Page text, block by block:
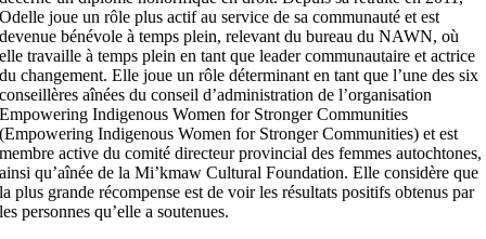
Odelle joue un rôle plus actif au service de sa communauté et est
devenue bénévole à temps plein, relevant du bureau du NAWN, où
elle travaille à temps plein en tant que leader communautaire et actrice
du changement. Elle joue un rôle déterminant en tant que l’une des six
conseillères aînées du conseil d’administration de l’organisation
Empowering Indigenous Women for Stronger Communities
(Empowering Indigenous Women for Stronger Communities) et est
membre active du comité directeur provincial des femmes autochtones,
ainsi qu’aînée de la Mi’kmaw Cultural Foundation. Elle considère que
la plus grande récompense est de voir les résultats positifs obtenus par
les personnes qu’elle a soutenues.